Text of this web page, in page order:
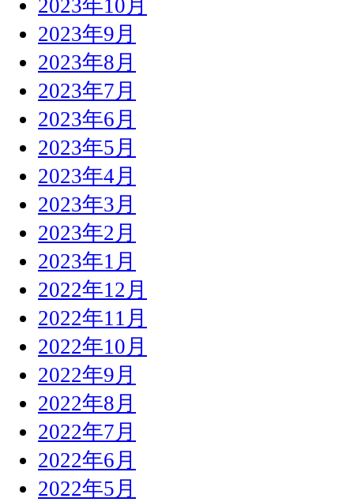
2023年10月
2023年9月
2023年8月
2023年7月
2023年6月
2023年5月
2023年4月
2023年3月
2023年2月
2023年1月
2022年12月
2022年11月
2022年10月
2022年9月
2022年8月
2022年7月
2022年6月
2022年5月